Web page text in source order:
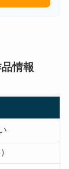
情報